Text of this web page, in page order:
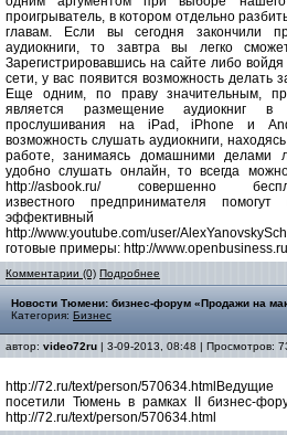
проигрыватель, в котором отдельно
главам. Если вы сегодня закончили
аудиокниги, то завтра вы легко
Зарегистрировавшись на сайте либо
сети, у вас появится возможность делать
Еще одним, по праву значительным,
является размещение аудиокниг
прослушивания на iPad, iPhone и
возможность слушать аудиокниги,
работе, занимаясь домашними делами
удобно слушать онлайн, то всегда
http://asbook.ru/ совершенно
известного предпринимателя
http://www.youtube.com/user/
готовые примеры: http://
Комментарии (0) Подробнее
Новости Тюмени: бизнес-форум «Продажи на
Категория: Бизнес
автор: video72ru | 3-09-2013, 08:48 | Просмотров:
http://72.ru/text/person/
посетили Тюмень в рамках II бизнес-
http://72.ru/text/person/570634.html